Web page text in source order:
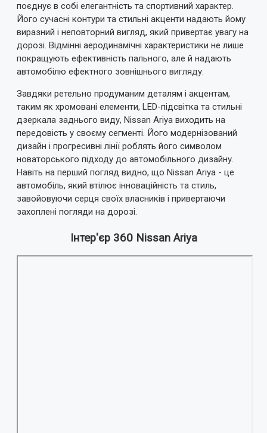
поєднує в собі елегантність та спортивний характер.
Його сучасні контури та стильні акценти надають йому
виразний і неповторний вигляд, який привертає увагу на
дорозі. Відмінні аеродинамічні характеристики не лише
покращують ефективність пального, але й надають
автомобілю ефектного зовнішнього вигляду.
Завдяки ретельно продуманим деталям і акцентам,
таким як хромовані елементи, LED-підсвітка та стильні
дзеркала заднього виду, Nissan Ariya виходить на
передовість у своєму сегменті. Його модернізований
дизайн і прогресивні лінії роблять його символом
новаторського підходу до автомобільного дизайну.
Навіть на перший погляд видно, що Nissan Ariya - це
автомобіль, який втілює інноваційність та стиль,
завойовуючи серця своїх власників і привертаючи
захоплені погляди на дорозі.
Інтер'єр 360 Nissan Ariya